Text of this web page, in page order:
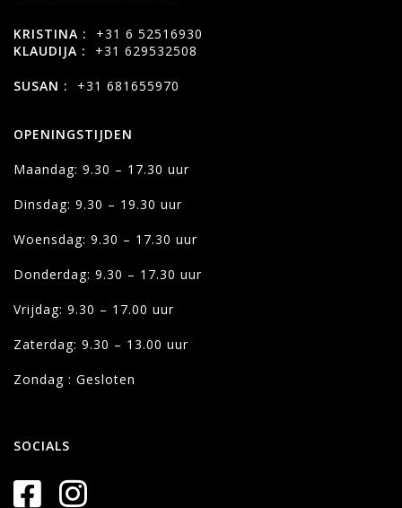
KRISTINA :
+31 6 52516930
KLAUDIJA :
+31 629532508
SUSAN : +31 681655970
OPENINGSTIJDEN
Maandag: 9.30 – 17.30 uur
Dinsdag: 9.30 – 19.30 uur
Woensdag: 9.30 – 17.30 uur
Donderdag: 9.30 – 17.30 uur
Vrijdag: 9.30 – 17.00 uur
Zaterdag: 9.30 – 13.00 uur
Zondag : Gesloten
SOCIALS